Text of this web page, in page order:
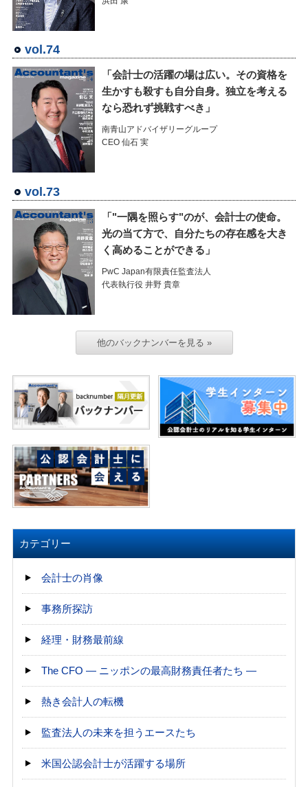
vol.74
「会計士の活躍の場は広い。その資格を
生かすも殺すも自分自身。独立を考える
なら恐れず挑戦すべき」
南青山アドバイザリーグループ
CEO 仙石 実
vol.73
「"一隅を照らす"のが、会計士の使命。
光の当て方で、自分たちの存在感を大き
く高めることができる」
PwC Japan有限責任監査法人
代表執行役 井野 貴章
他のバックナンバーを見る »
カテゴリー
会計士の肖像
事務所探訪
経理・財務最前線
The CFO ― ニッポンの最高財務責任者たち ―
熱き会計人の転機
監査法人の未来を担うエースたち
米国公認会計士が活躍する場所